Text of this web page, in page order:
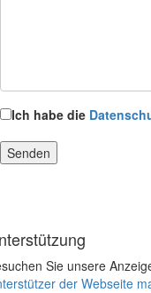
Ich habe die
Sie unsere
der Webseite